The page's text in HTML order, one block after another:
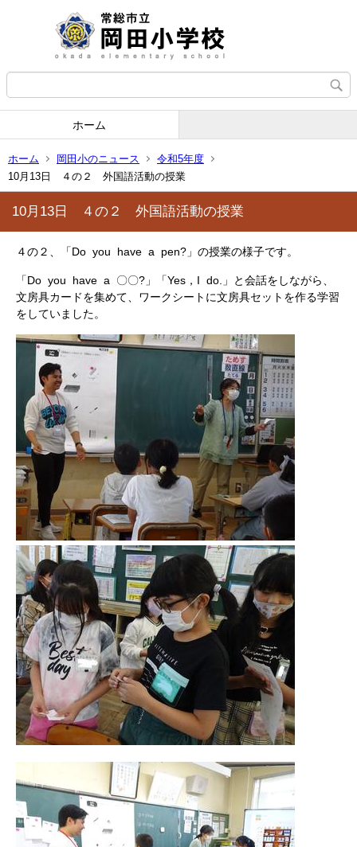
ホーム
ホーム 岡田小のニュース
令和5年度
10月13日 ４の２ 外国語活動の授業
10月13日 ４の２ 外国語活動の授業
４の２、「Do you have a pen?」の授業の様子です。
「Do you have a 〇〇?」「Yes，I do.」と会話をしながら、
文房具カードを集めて、ワークシートに文房具セットを作る学習
をしていました。